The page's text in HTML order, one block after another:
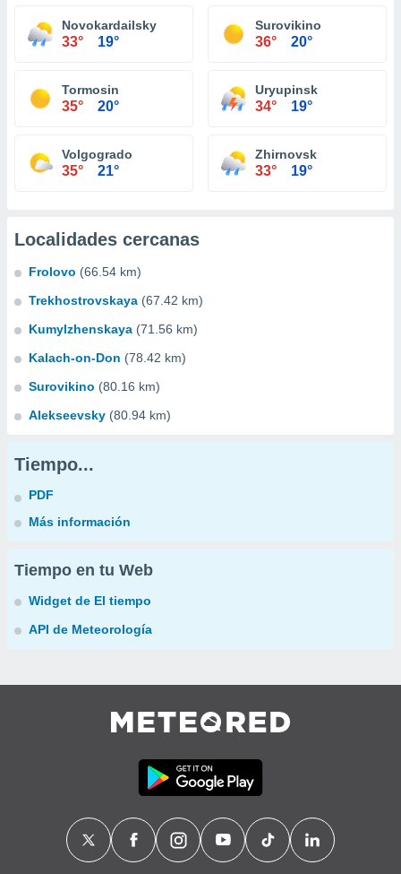
Novokardailsky
33° 19°
Surovikino
36° 20°
Tormosin
35° 20°
Uryupinsk
34° 19°
Volgogrado
35° 21°
Zhirnovsk
33° 19°
Localidades cercanas
Frolovo (66.54 km)
Trekhostrovskaya (67.42 km)
Kumylzhenskaya (71.56 km)
Kalach-on-Don (78.42 km)
Surovikino (80.16 km)
Alekseevsky (80.94 km)
Tiempo...
PDF
Más información
Tiempo en tu Web
Widget de El tiempo
API de Meteorología